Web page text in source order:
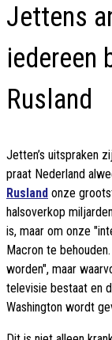
Jettens
iedereen
Rusland
Jetten’s uitspraken
praat Nederland
Rusland onze
halsoverkop
is, maar om onze
Macron te
worden", maar
televisie bestaat en
Washington wordt